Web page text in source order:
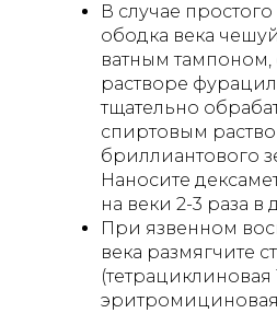
В случае
ободка века
ватным
растворе
тщательно
спиртовым
бриллиантового
Наносите
на веки 2-3 раза в
При язвенном
века размягчите
(тетрациклиновая
эритромициновая